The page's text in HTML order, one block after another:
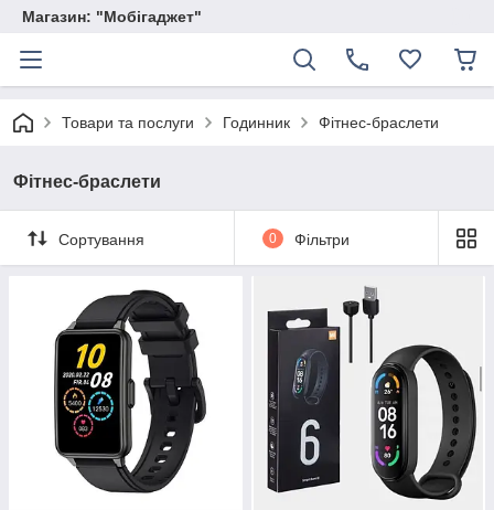
Магазин: "Мобігаджет"
Товари та послуги Годинник Фітнес-браслети
Фітнес-браслети
Сортування 0 Фільтри